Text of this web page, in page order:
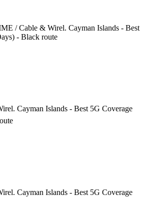
/ Cable & Wirel. Cayman Islands - Best
- Black route
Cayman Islands - Best 5G Coverage
Cayman Islands - Best 5G Coverage